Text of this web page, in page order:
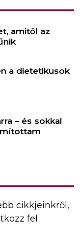
amitől az
a dietetikusok
– és sokkal
cikkjeinkről,
fel